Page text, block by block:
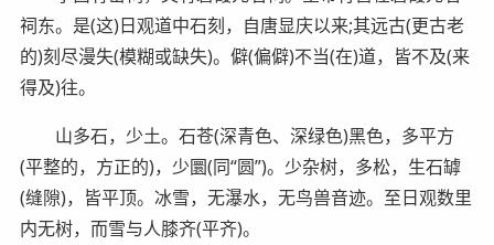
祠东。是(这)日观道中石刻，自唐显庆以来;其远古(更古老
的)刻尽漫失(模糊或缺失)。僻(偏僻)不当(在)道，皆不及(来
得及)往。
山多石，少土。石苍(深青色、深绿色)黑色，多平方
(平整的，方正的)，少圜(同“圆”)。少杂树，多松，生石罅
(缝隙)，皆平顶。冰雪，无瀑水，无鸟兽音迹。至日观数里
内无树，而雪与人膝齐(平齐)。